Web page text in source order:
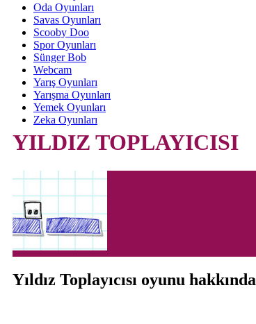
Oda Oyunları
Savas Oyunları
Scooby Doo
Spor Oyunları
Sünger Bob
Webcam
Yarış Oyunları
Yarışma Oyunları
Yemek Oyunları
Zeka Oyunları
YILDIZ TOPLAYICISI
Yıldız Toplayıcısı oyunu hakkında